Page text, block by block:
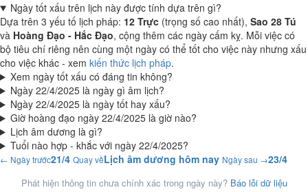
Ngày tốt xấu trên lịch này được tính dựa trên gì?
Dựa trên 3 yếu tố lịch pháp: 12 Trực (trọng số cao nhất), Sao 28 Tú
và Hoàng Đạo - Hắc Đạo, cộng thêm các ngày cấm kỵ. Mỗi việc có
bộ tiêu chí riêng nên cùng một ngày có thể tốt cho việc này nhưng xấu
cho việc khác - xem kiến thức lịch pháp.
Xem ngày tốt xấu có đáng tin không?
Ngày 22/4/2025 là ngày gì âm lịch?
Ngày 22/4/2025 là ngày tốt hay xấu?
Giờ hoàng đạo ngày 22/4/2025 là giờ nào?
Lịch âm dương là gì?
Tuổi nào hợp - khắc với ngày 22/4/2025?
← Ngày trước21/4 Quay vềLịch âm dương hôm nay Ngày sau →23/4
Phát hiện thông tin chưa chính xác trong ngày này? Báo lỗi dữ liệu